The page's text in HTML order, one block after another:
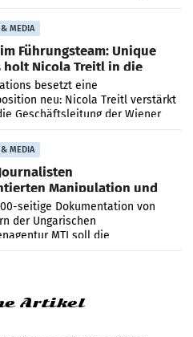
MEDIA
Führungsteam: Unique
holt Nicola Treitl in die
besetzt eine
neu: Nicola Treitl verstärkt
Geschäftsleitung der Wiener
an der Seite von Josef Kalina und
Mahr.
MEDIA
Manipulation und
seitige Dokumentation von
der Ungarischen
MTI soll die
Nachrichten-Manipulation und
Artikel